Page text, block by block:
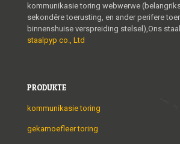
kommunikasie toring webwerwe
sekondêre toerusting, en ander perifere
binnenshuise verspreiding stelsel),Ons
staalpyp co., Ltd
PRODUKTE
kommunikasie toring
gekamoefleer toring